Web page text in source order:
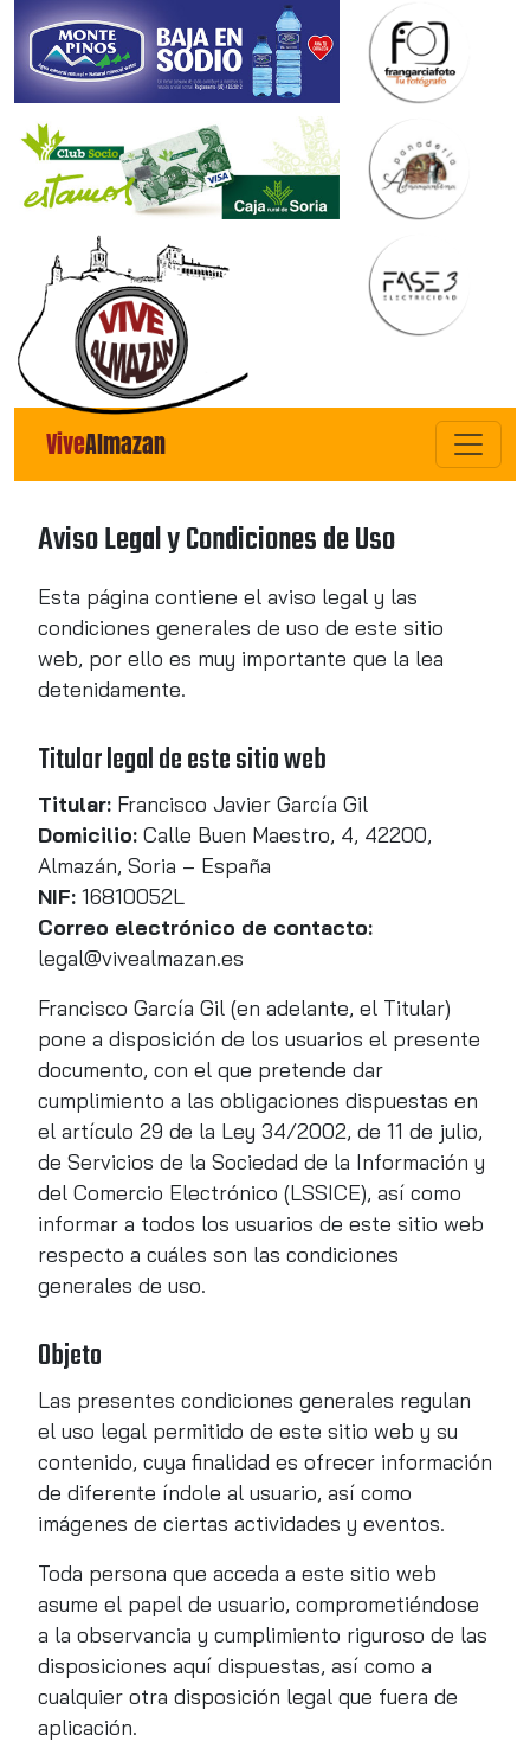
ViveAlmazan
Aviso Legal y Condiciones de Uso
Esta página contiene el aviso legal y las
condiciones generales de uso de este sitio
web, por ello es muy importante que la lea
detenidamente.
Titular legal de este sitio web
Titular: Francisco Javier García Gil
Domicilio: Calle Buen Maestro, 4, 42200,
Almazán, Soria – España
NIF: 16810052L
Correo electrónico de contacto:
legal@vivealmazan.es
Francisco García Gil (en adelante, el Titular)
pone a disposición de los usuarios el presente
documento, con el que pretende dar
cumplimiento a las obligaciones dispuestas en
el artículo 29 de la Ley 34/2002, de 11 de julio,
de Servicios de la Sociedad de la Información y
del Comercio Electrónico (LSSICE), así como
informar a todos los usuarios de este sitio web
respecto a cuáles son las condiciones
generales de uso.
Objeto
Las presentes condiciones generales regulan
el uso legal permitido de este sitio web y su
contenido, cuya finalidad es ofrecer información
de diferente índole al usuario, así como
imágenes de ciertas actividades y eventos.
Toda persona que acceda a este sitio web
asume el papel de usuario, comprometiéndose
a la observancia y cumplimiento riguroso de las
disposiciones aquí dispuestas, así como a
cualquier otra disposición legal que fuera de
aplicación.